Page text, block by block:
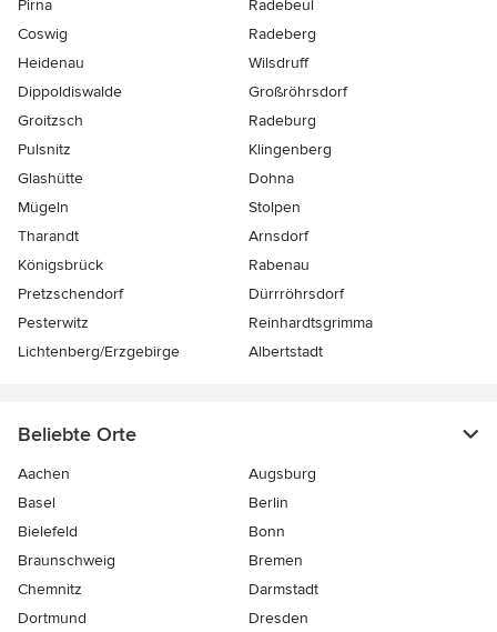
Pirna
Radebeul
Coswig
Radeberg
Heidenau
Wilsdruff
Dippoldiswalde
Großröhrsdorf
Groitzsch
Radeburg
Pulsnitz
Klingenberg
Glashütte
Dohna
Mügeln
Stolpen
Tharandt
Arnsdorf
Königsbrück
Rabenau
Pretzschendorf
Dürrröhrsdorf
Pesterwitz
Reinhardtsgrimma
Lichtenberg/Erzgebirge
Albertstadt
Beliebte Orte
Aachen
Augsburg
Basel
Berlin
Bielefeld
Bonn
Braunschweig
Bremen
Chemnitz
Darmstadt
Dortmund
Dresden